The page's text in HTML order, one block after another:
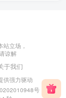
立场，
谅解
于我们
供强力驱动
号